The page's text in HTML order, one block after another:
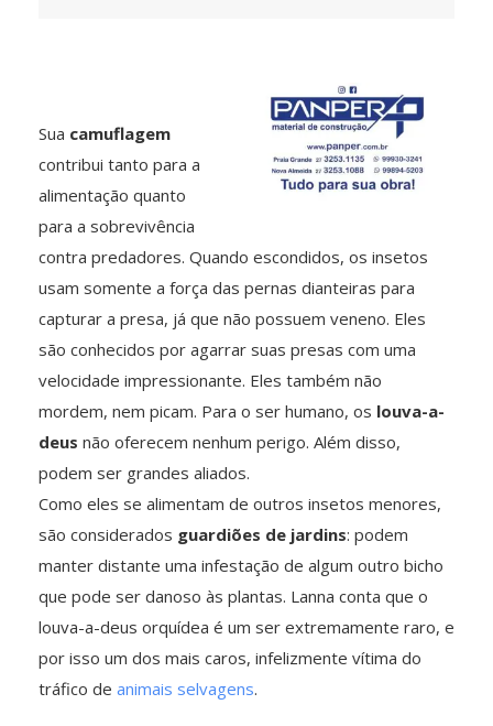
Sua camuflagem
contribui tanto para a
alimentação quanto
para a sobrevivência
contra predadores. Quando escondidos, os insetos
usam somente a força das pernas dianteiras para
capturar a presa, já que não possuem veneno. Eles
são conhecidos por agarrar suas presas com uma
velocidade impressionante. Eles também não
mordem, nem picam. Para o ser humano, os louva-a-
deus não oferecem nenhum perigo. Além disso,
podem ser grandes aliados.
Como eles se alimentam de outros insetos menores,
são considerados guardiões de jardins: podem
manter distante uma infestação de algum outro bicho
que pode ser danoso às plantas. Lanna conta que o
louva-a-deus orquídea é um ser extremamente raro, e
por isso um dos mais caros, infelizmente vítima do
tráfico de animais selvagens.